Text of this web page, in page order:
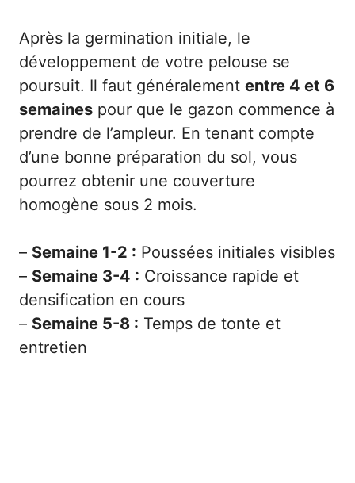
Après la germination initiale, le
développement de votre pelouse se
poursuit. Il faut généralement entre 4 et 6
semaines pour que le gazon commence à
prendre de l’ampleur. En tenant compte
d’une bonne préparation du sol, vous
pourrez obtenir une couverture
homogène sous 2 mois.
– Semaine 1-2 : Poussées initiales visibles
– Semaine 3-4 : Croissance rapide et
densification en cours
– Semaine 5-8 : Temps de tonte et
entretien